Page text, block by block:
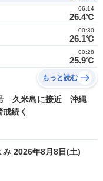
26.4℃
06:14
26.1℃
00:30
25.9℃
00:28
もっと読む
久米島に接近 沖縄
続く
み 2026年8月8日(土)